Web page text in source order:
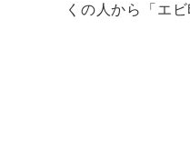
くの人から「エ